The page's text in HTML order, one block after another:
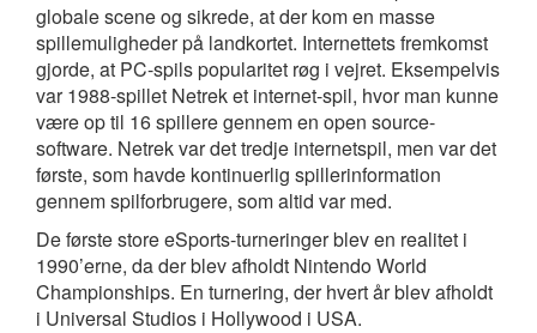
globale scene og sikrede, at der kom en masse
spillemuligheder på landkortet. Internettets fremkomst
gjorde, at PC-spils popularitet røg i vejret. Eksempelvis
var 1988-spillet Netrek et internet-spil, hvor man kunne
være op til 16 spillere gennem en open source-
software. Netrek var det tredje internetspil, men var det
første, som havde kontinuerlig spillerinformation
gennem spilforbrugere, som altid var med.
De første store eSports-turneringer blev en realitet i
1990’erne, da der blev afholdt Nintendo World
Championships. En turnering, der hvert år blev afholdt
i Universal Studios i Hollywood i USA.